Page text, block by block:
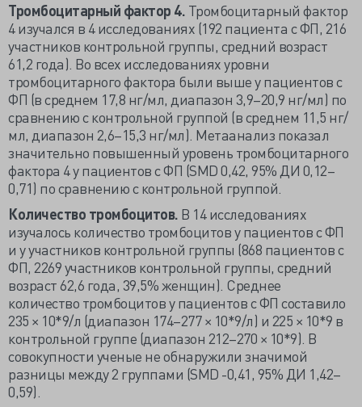
Тромбоцитарный фактор 4. Тромбоцитарный фактор
4 изучался в 4 исследованиях (192 пациента с ФП, 216
участников контрольной группы, средний возраст
61,2 года). Во всех исследованиях уровни
тромбоцитарного фактора были выше у пациентов с
ФП (в среднем 17,8 нг/мл, диапазон 3,9–20,9 нг/мл) по
сравнению с контрольной группой (в среднем 11,5 нг/
мл, диапазон 2,6–15,3 нг/мл). Метаанализ показал
значительно повышенный уровень тромбоцитарного
фактора 4 у пациентов с ФП (SMD 0,42, 95% ДИ 0,12–
0,71) по сравнению с контрольной группой.
Количество тромбоцитов. В 14 исследованиях
изучалось количество тромбоцитов у пациентов с ФП
и у участников контрольной группы (868 пациентов с
ФП, 2269 участников контрольной группы, средний
возраст 62,6 года, 39,5% женщин). Среднее
количество тромбоцитов у пациентов с ФП составило
235 × 10*9/л (диапазон 174–277 × 10*9/л) и 225 × 10*9 в
контрольной группе (диапазон 212–270 × 10*9). В
совокупности ученые не обнаружили значимой
разницы между 2 группами (SMD -0,41, 95% ДИ 1,42–
0,59).